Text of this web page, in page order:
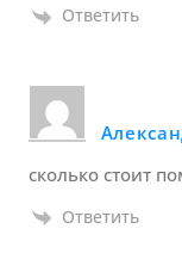
Ответить
сколько стоит
Ответить